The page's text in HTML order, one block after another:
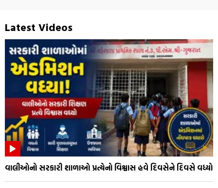
Latest Videos
વાલીઓનો સરકારી શાળાઓ પ્રત્યેનો વિશ્વાસ હવે દિવસેને દિવસે વધ્યો